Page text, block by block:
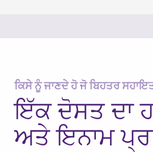
ਕਿਸੇ ਨੂੰ ਜਾਣਦੇ ਹੋ ਜੋ ਬਿਹਤਰ
ਇੱਕ ਦੋਸਤ ਦਾ
ਅਤੇ ਇਨਾਮ